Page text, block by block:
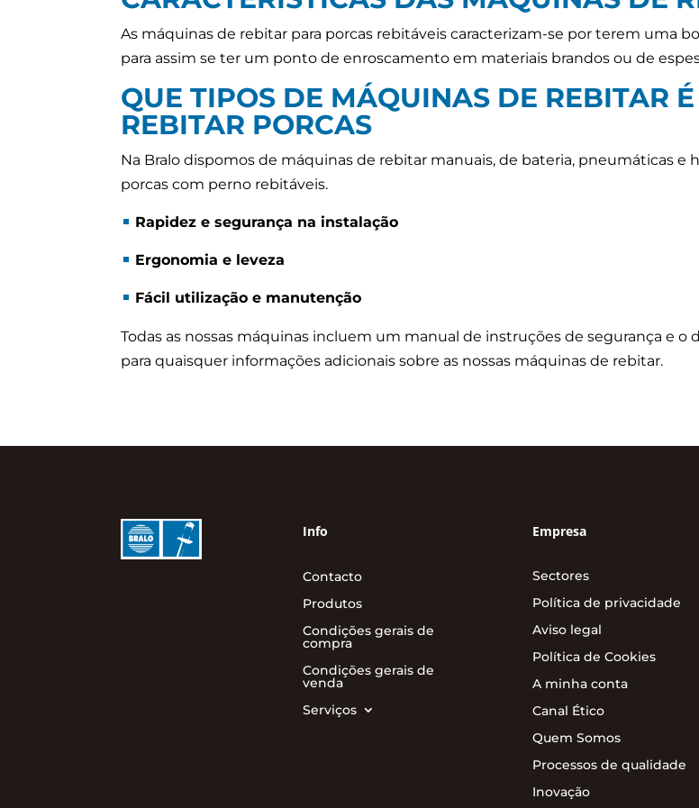
As máquinas de rebitar para porcas rebitáveis caracterizam-se por terem uma
para assim se ter um ponto de enroscamento em materiais brandos ou de
QUE TIPOS DE MÁQUINAS DE REBITAR
REBITAR PORCAS
Na Bralo dispomos de máquinas de rebitar manuais, de bateria, pneumáticas e
porcas com perno rebitáveis.
Rapidez e segurança na instalação
Ergonomia e leveza
Fácil utilização e manutenção
Todas as nossas máquinas incluem um manual de instruções de segurança e
para quaisquer informações adicionais sobre as nossas máquinas de rebitar.
Info
Contacto
Produtos
Condições gerais de
compra
Condições gerais de
venda
Serviços
Empresa
Sectores
Política de privacidade
Aviso legal
Política de Cookies
A minha conta
Canal Ético
Quem Somos
Processos de qualidade
Inovação